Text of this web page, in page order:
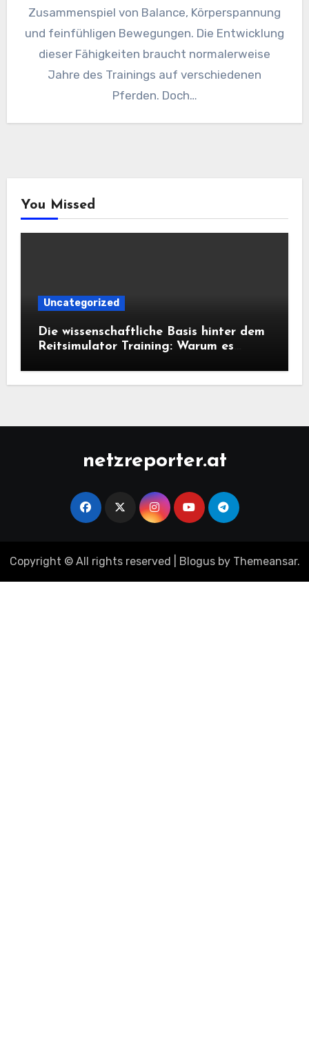
Zusammenspiel von Balance, Körperspannung
und feinfühligen Bewegungen. Die Entwicklung
dieser Fähigkeiten braucht normalerweise
Jahre des Trainings auf verschiedenen
Pferden. Doch…
You Missed
Uncategorized
Die wissenschaftliche Basis hinter dem
Reitsimulator Training: Warum es
netzreporter.at
Copyright © All rights reserved Blogusby Themeansar.